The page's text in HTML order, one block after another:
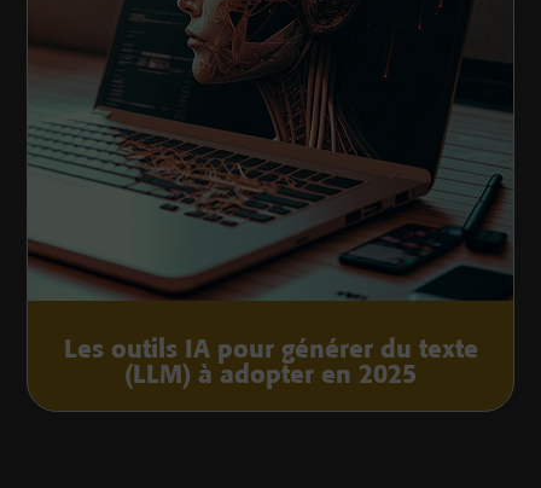
Les outils IA pour générer du texte
(LLM) à adopter en 2025